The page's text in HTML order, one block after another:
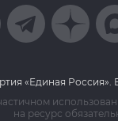
«Единая
на ресурс